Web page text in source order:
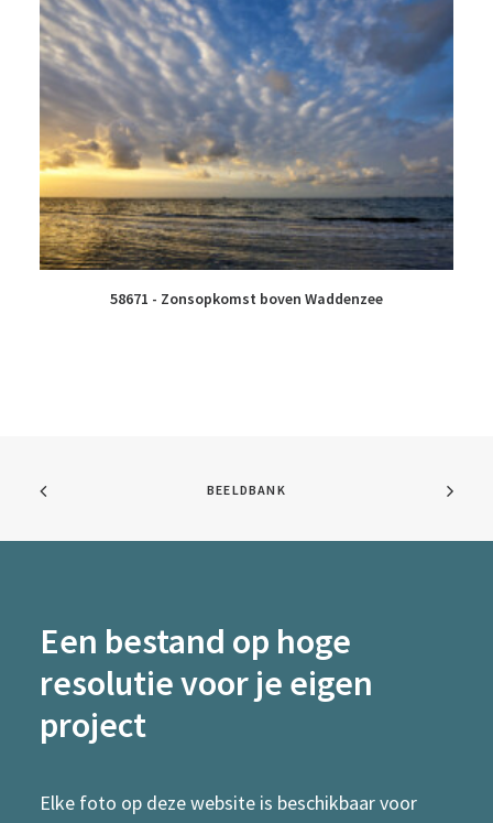
58671 - Zonsopkomst boven Waddenzee
BEELDBANK
Een bestand op hoge
resolutie voor je eigen
project
Elke foto op deze website is beschikbaar voor